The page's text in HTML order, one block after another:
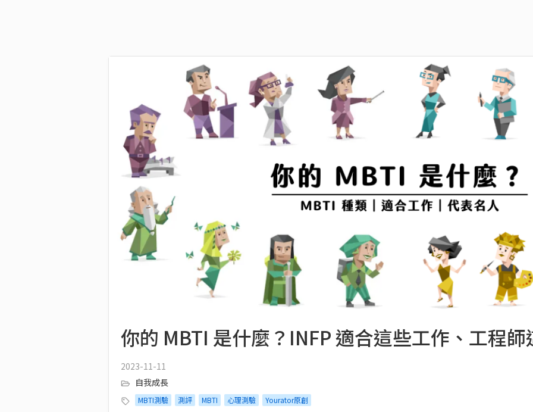
你的 MBTI 是什麼？INFP 適合這些工作、工程
2023-11-11
自我成長
MBTI測驗 測評 MBTI 心理測驗 Yourator原創